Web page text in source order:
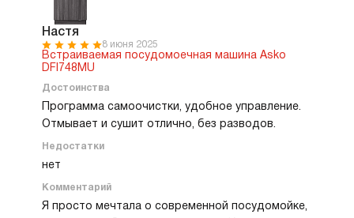
разговорам. Моет отлично, даже при плотной
загрузке все сияет. Мне очень нравится
продуманный фасад без ручек — дети не
дергают лишний раз, и кухня выглядит
аккуратно. Прямо ощущается премиум класс в
каждой мелочи.
Настя
8 июня 2025
Встраиваемая посудомоечная машина Asko
DFI748MU
Достоинства
Программа самоочистки, удобное управление.
Отмывает и сушит отлично, без разводов.
Недостатки
нет
Комментарий
Я просто мечтала о современной посудомойке,